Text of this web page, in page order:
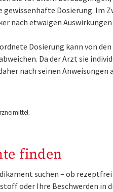
gewissenhafte Dosierung. Im
nach etwaigen
Dosierung kann von
Da der Arzt sie
nach seinen Anweisungen
finden
suchen – ob
oder Ihre Beschwerden in